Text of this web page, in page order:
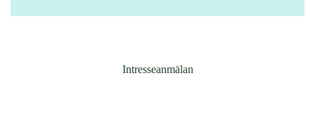
Intresseanmälan